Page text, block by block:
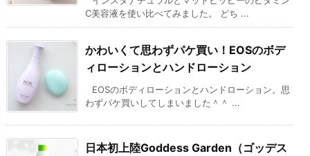
C美容液を使い比べてみました。 どち ...
かわいくて思わずパケ買い！EOSのボデ
ィローションとハンドローション
EOSのボディローションとハンドローション。思
わずパケ買いしてしまいました＾＾ ...
日本初上陸Goddess Garden（ゴッデス